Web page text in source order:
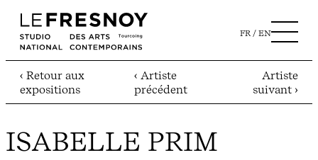
FR EN
‹ Retour aux
expositions
‹ Artiste
précédent
Artiste
suivant ›
ISABELLE PRIM